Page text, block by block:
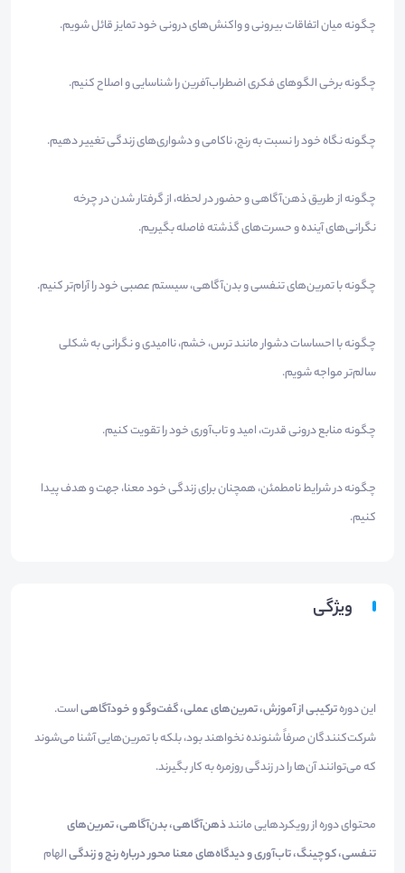
چگونه میان اتفاقات بیرونی و واکنش‌های درونی خود تمایز قائل شویم.
چگونه برخی الگوهای فکری اضطراب‌آفرین را شناسایی و اصلاح کنیم.
چگونه نگاه خود را نسبت به رنج، ناکامی و دشواری‌های زندگی تغییر دهیم.
چگونه از طریق ذهن‌آگاهی و حضور در لحظه، از گرفتار شدن در چرخه
نگرانی‌های آینده و حسرت‌های گذشته فاصله بگیریم.
چگونه با تمرین‌های تنفسی و بدن‌آگاهی، سیستم عصبی خود را آرام‌تر کنیم.
چگونه با احساسات دشوار مانند ترس، خشم، ناامیدی و نگرانی به شکلی
سالم‌تر مواجه شویم.
چگونه منابع درونی قدرت، امید و تاب‌آوری خود را تقویت کنیم.
چگونه در شرایط نامطمئن، همچنان برای زندگی خود معنا، جهت و هدف پیدا
کنیم.
ویژگی
این دورهترکیبی از آموزش، تمرین‌های عملی، گفت‌وگو و خودآگاهیاست.
شرکت‌کنندگان صرفاً شنونده نخواهند بود، بلکه با تمرین‌هایی آشنا می‌شوند
که می‌توانند آن‌ها را در زندگی روزمره به کار بگیرند.
محتوای دوره از رویکردهایی مانندذهن‌آگاهی، بدن‌آگاهی، تمرین‌های
تنفسی، کوچینگ، تاب‌آوری و دیدگاه‌های معنا محور درباره رنج و زندگیالهام